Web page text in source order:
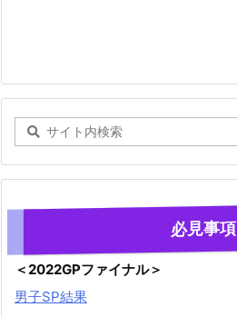
必見事項
＜2022GPファイナル＞
男子SP結果